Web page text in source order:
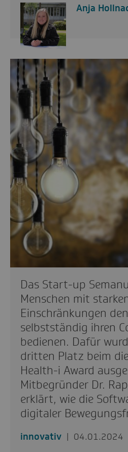
Anja
Das Start-up
Menschen mit
Einschränkungen
selbstständig ihren
bedienen. Dafür
dritten Platz beim
Health-i Award
Mitbegründer Dr.
erklärt, wie die
digitaler
innovativ
04.01.2024